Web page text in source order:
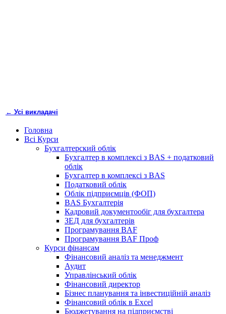
← Усі викладачі
Головна
Всі Курси
Бухгалтерский облік
Бухгалтер в комплексі з BAS + податковий
облік
Бухгалтер в комплексі з BAS
Податковий облік
Облік підприємців (ФОП)
BAS Бухгалтерія
Кадровий документообіг для бухгалтера
ЗЕД для бухгалтерів
Програмування BAF
Програмування BAF Проф
Курси фінансам
Фінансовий аналіз та менеджмент
Аудит
Управлінський облік
Фінансовий директор
Бізнес планування та інвестиційній аналіз
Фінансовий облiк в Excel
Бюджетування на підприємстві